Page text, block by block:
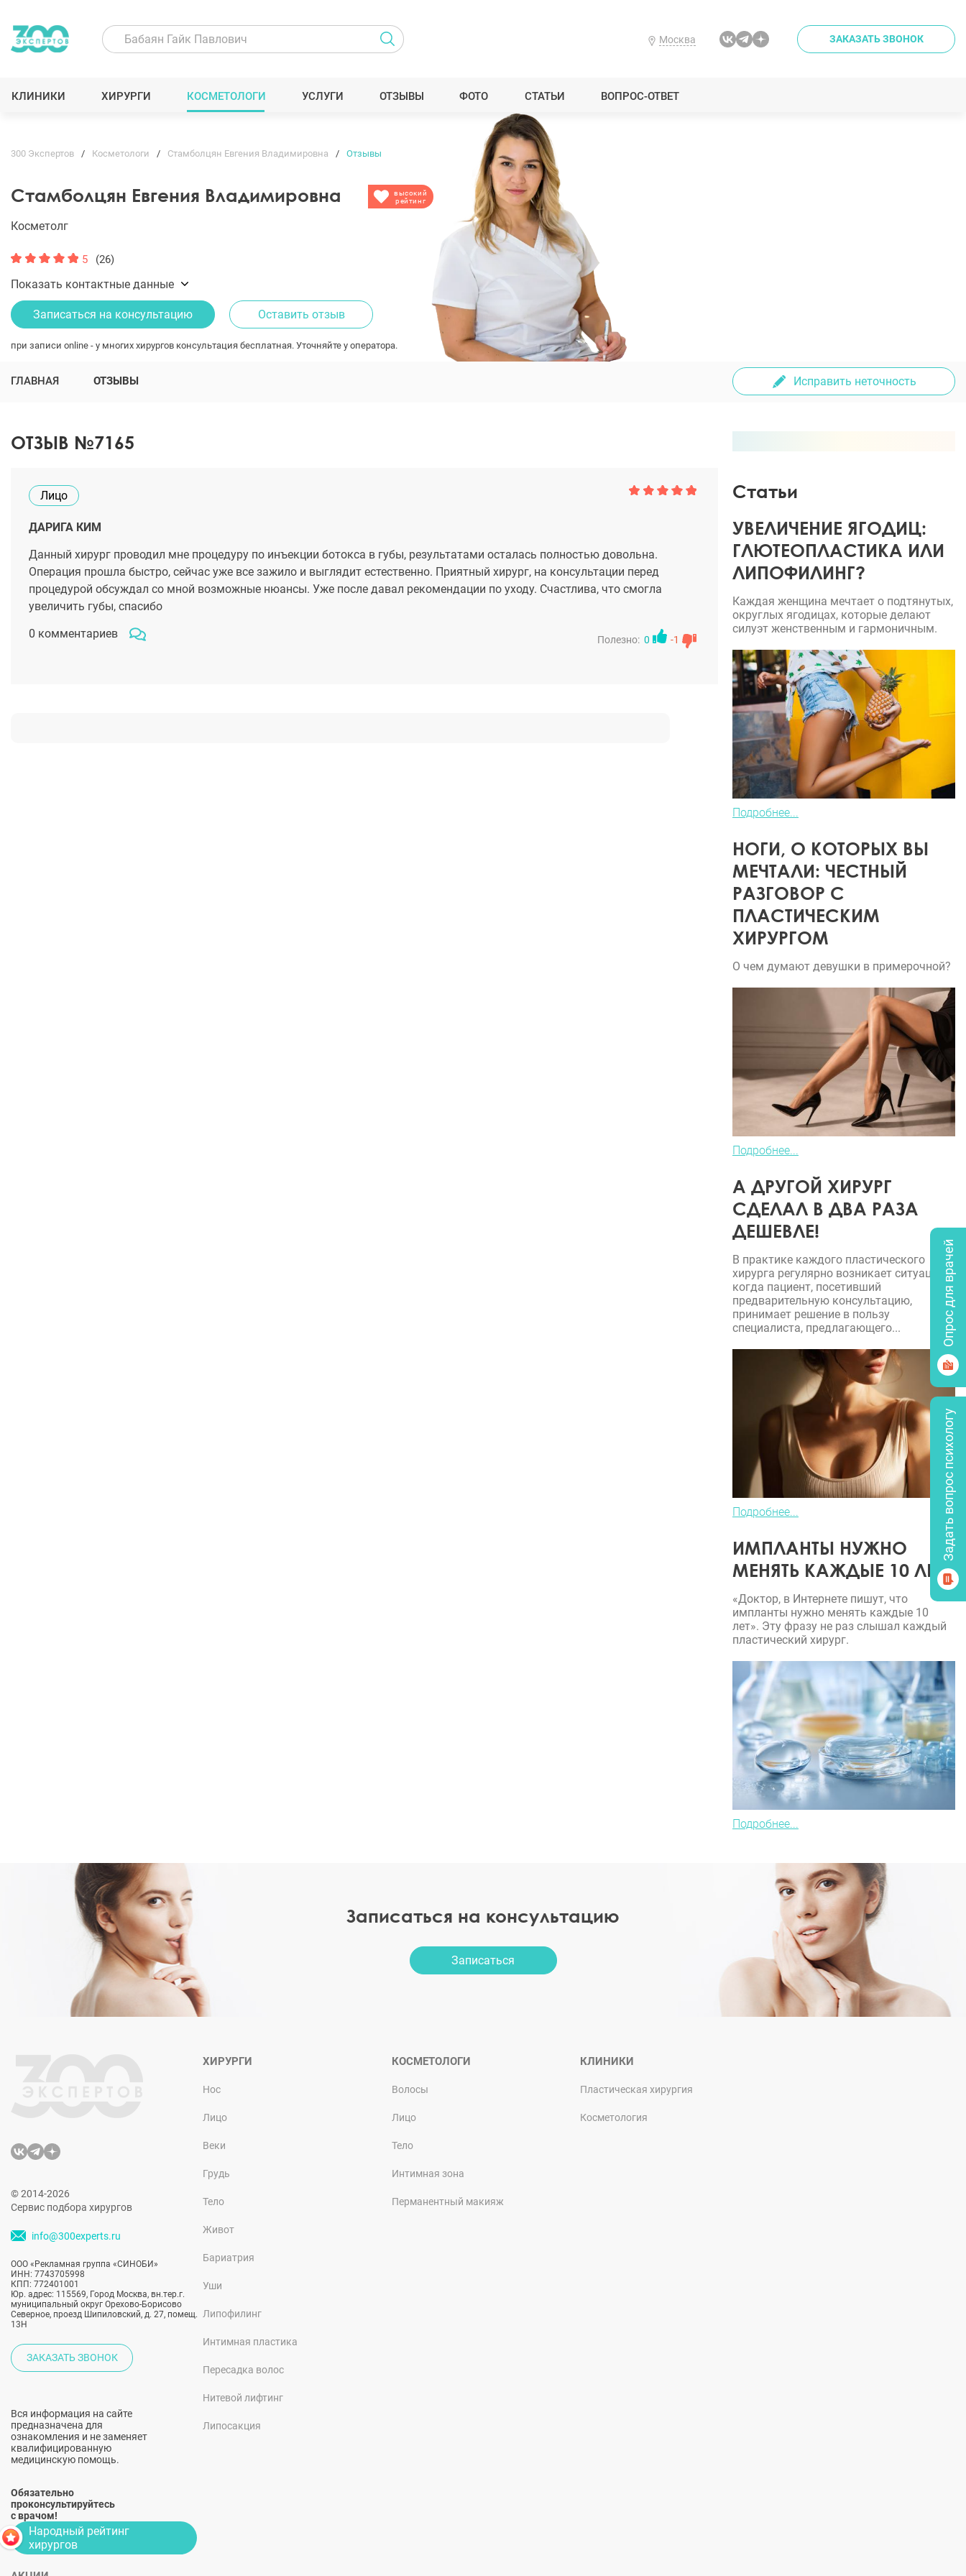
Москва ЗАКАЗАТЬ ЗВОНОК
КЛИНИКИ ХИРУРГИ КОСМЕТОЛОГИ УСЛУГИ ОТЗЫВЫ ФОТО СТАТЬИ ВОПРОС-ОТВЕТ
300 Экспертов Косметологи Стамболцян Евгения Владимировна Отзывы
Стамболцян Евгения Владимировна
высокий
рейтинг
Косметолг
5 (26)
Показать контактные данные
Записаться на консультацию Оставить отзыв
при записи online - у многих хирургов консультация бесплатная. Уточняйте у оператора.
ГЛАВНАЯ ОТЗЫВЫ Исправить неточность
ОТЗЫВ №7165
Лицо
ДАРИГА КИМ
Данный хирург проводил мне процедуру по инъекции ботокса в губы, результатами осталась полностью довольна.
Операция прошла быстро, сейчас уже все зажило и выглядит естественно. Приятный хирург, на консультации перед
процедурой обсуждал со мной возможные нюансы. Уже после давал рекомендации по уходу. Счастлива, что смогла
увеличить губы, спасибо
0 комментариев
Полезно: 0 -1
Статьи
УВЕЛИЧЕНИЕ ЯГОДИЦ:
ГЛЮТЕОПЛАСТИКА ИЛИ
ЛИПОФИЛИНГ?
Каждая женщина мечтает о подтянутых,
округлых ягодицах, которые делают
силуэт женственным и гармоничным.
Подробнее...
НОГИ, О КОТОРЫХ ВЫ
МЕЧТАЛИ: ЧЕСТНЫЙ
РАЗГОВОР С
ПЛАСТИЧЕСКИМ
ХИРУРГОМ
О чем думают девушки в примерочной?
Подробнее...
А ДРУГОЙ ХИРУРГ
СДЕЛАЛ В ДВА РАЗА
ДЕШЕВЛЕ!
В практике каждого пластического
хирурга регулярно возникает ситуация,
когда пациент, посетивший
предварительную консультацию,
принимает решение в пользу
специалиста, предлагающего...
Подробнее...
ИМПЛАНТЫ НУЖНО
МЕНЯТЬ КАЖДЫЕ 10 ЛЕТ?
«Доктор, в Интернете пишут, что
импланты нужно менять каждые 10
лет». Эту фразу не раз слышал каждый
пластический хирург.
Подробнее...
Записаться на консультацию
Записаться
© 2014-2026
Сервис подбора хирургов
info@300experts.ru
ООО «Рекламная группа «СИНОБИ»
ИНН: 7743705998
КПП: 772401001
Юр. адрес: 115569, Город Москва, вн.тер.г.
муниципальный округ Орехово-Борисово
Северное, проезд Шипиловский, д. 27, помещ.
13Н
ЗАКАЗАТЬ ЗВОНОК
Вся информация на сайте
предназначена для
ознакомления и не заменяет
квалифицированную
медицинскую помощь.
Обязательно
проконсультируйтесь
с врачом!
ХИРУРГИ
Нос
Лицо
Веки
Грудь
Тело
Живот
Бариатрия
Уши
Липофилинг
Интимная пластика
Пересадка волос
Нитевой лифтинг
Липосакция
КОСМЕТОЛОГИ
Волосы
Лицо
Тело
Интимная зона
Перманентный макияж
КЛИНИКИ
Пластическая хирургия
Косметология
Народный рейтинг
хирургов
Опрос для врачей
Задать вопрос психологу